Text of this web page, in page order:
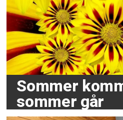
Sommer
sommer går